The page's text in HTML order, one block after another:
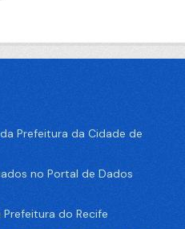
Prefeitura da Cidade de
no Portal de Dados
do Recife